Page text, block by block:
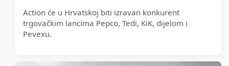
Action će u Hrvatskoj biti izravan konkurent
trgovačkim lancima Pepco, Tedi, KiK, dijelom i
Pevexu.